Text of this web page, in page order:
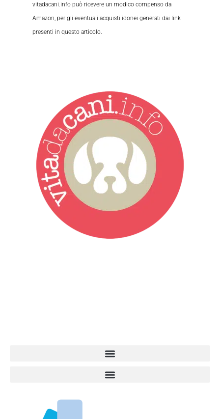
vitadacani.info può ricevere un modico compenso da
Amazon, per gli eventuali acquisti idonei generati dai link
presenti in questo articolo.